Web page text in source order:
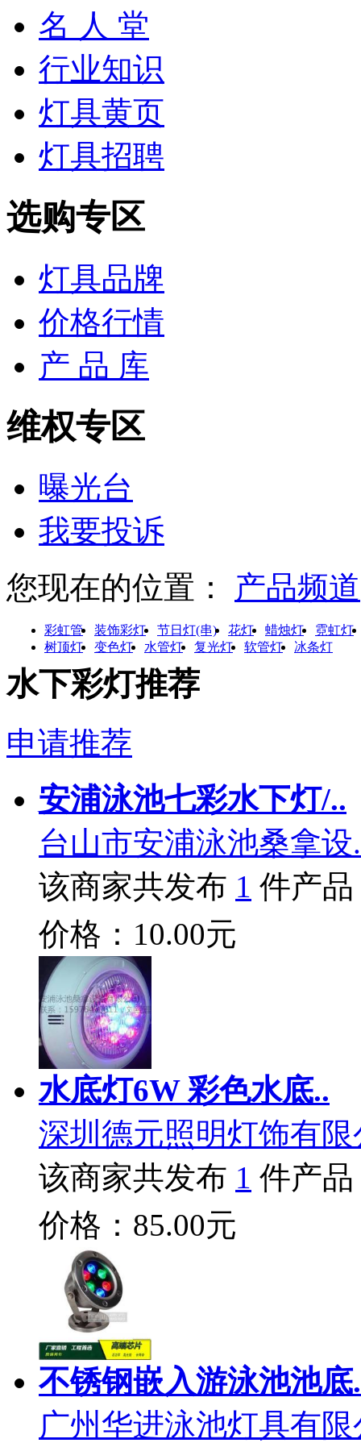
名 人 堂
行业知识
灯具黄页
灯具招聘
选购专区
灯具品牌
价格行情
产 品 库
维权专区
曝光台
我要投诉
您现在的位置：
产品频道
彩虹管 装饰彩灯 节日灯(串) 花灯 蜡烛灯
霓虹灯
树顶灯
变色灯 水管灯 复光灯 软管灯 冰条灯
水下彩灯推荐
申请推荐
安浦泳池七彩水下灯/..
台山市安浦泳池桑拿设
该商家共发布 1 件产品
价格：10.00元
水底灯6W 彩色水底..
深圳德元照明灯饰有限
该商家共发布 1 件产品
价格：85.00元
不锈钢嵌入游泳池池底
广州华进泳池灯具有